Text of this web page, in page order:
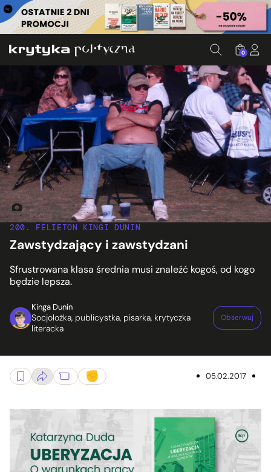
0
200. FELIETON KINGI DUNIN
Zawstydzający i zawstydzani
Sfrustrowana klasa średnia musi znaleźć kogoś, od kogo
będzie lepsza.
Kinga Dunin
Socjolożka, publicystka, pisarka, krytyczka
literacka
Obserwuj
Fot. Joel Kramer, cc, flickr.com
05.02.2017